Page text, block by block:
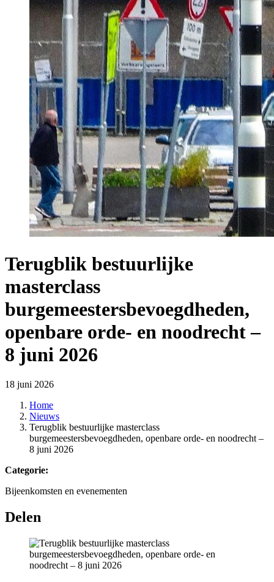
Terugblik bestuurlijke
masterclass
burgemeestersbevoegdheden,
openbare orde- en noodrecht –
8 juni 2026
18 juni 2026
Home
Nieuws
Terugblik bestuurlijke masterclass
burgemeestersbevoegdheden, openbare orde- en noodrecht –
8 juni 2026
Categorie:
Bijeenkomsten en evenementen
Delen